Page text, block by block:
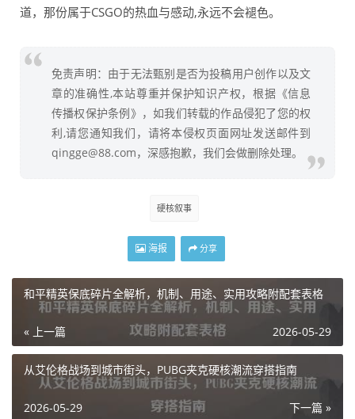
道，那份属于CSGO的热血与感动,永远不会褪色。
免责声明：由于无法甄别是否为投稿用户创作以及文
章的准确性,本站尊重并保护知识产权，根据《信息
传播权保护条例》，如我们转载的作品侵犯了您的权
利,请您通知我们，请将本侵权页面网址发送邮件到
qingge@88.com，深感抱歉，我们会做删除处理。
硬核叙事
海报 分享
和平精英保底碎片全解析，机制、用途、实用攻略附配套表格
« 上一篇 2026-05-29
从艾伦格战场到城市街头，PUBG夹克硬核潮流穿搭指南
下一篇 »
2026-05-29